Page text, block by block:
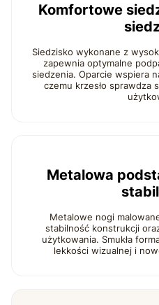
Komfortowe
Siedzisko wykonane z
zapewnia optymalne
siedzenia. Oparcie wspiera
czemu krzesło sprawdza
Metalowa
Metalowe nogi
stabilność konstrukcji
użytkowania. Smukła
lekkości wizualnej i